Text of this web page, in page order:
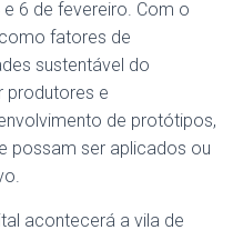
6 de fevereiro. Com o
fatores de
sustentável do
produtores e
de protótipos,
possam ser aplicados ou
acontecerá a vila de